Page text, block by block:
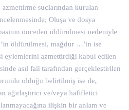
suçlarından kurulan
Oluşa ve dosya
önceden öldürülmesi nedeniyle
öldürülmesi, mağdur …’in ise
eylemlerini azmettirdiği kabul edilen
asıl fail tarafından gerçekleştirilen
olduğu belirtilmiş ise de,
ağırlaştırıcı ve/veya hafifletici
ilişkin bir anlam ve